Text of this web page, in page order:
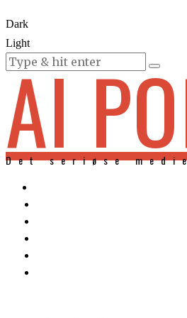
Dark
Light
KURSER
AI
Det seriøse